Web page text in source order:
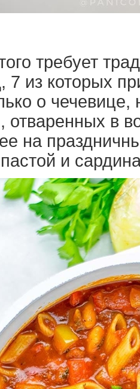
требует
из которых
о
отваренных в
на
и